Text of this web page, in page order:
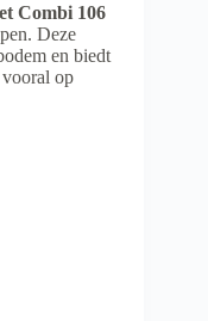
Combi 106
Deze
en biedt
op